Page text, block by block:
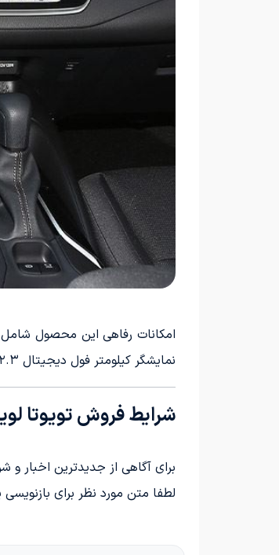
نمایشگر کیلومتر فول دیجیتال ۱۲.۳ اینچ می‌باشد.
شرایط فروش تویوتا
برای آگاهی از جدیدترین اخبار
لطفا متن مورد نظر برای بازنویسی